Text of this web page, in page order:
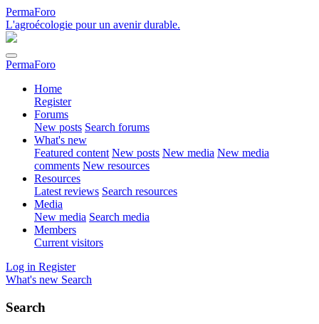
PermaForo
L'agroécologie pour un avenir durable.
PermaForo
Home
Register
Forums
New posts Search forums
What's new
Featured content New posts New media New media
comments New resources
Resources
Latest reviews Search resources
Media
New media Search media
Members
Current visitors
Log in Register
What's new Search
Search